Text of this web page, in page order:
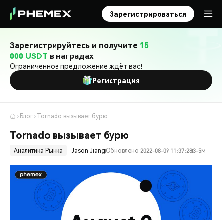
Зарегистрироваться
Зарегистрируйтесь и получите 15
000 USDT в наградах
Ограниченное предложение ждёт вас!
Регистрация
Блог Tornado вызывает бурю
Tornado вызывает бурю
Аналитика Рынка Jason Jiang Обновлено 2022-08-09 11:37:283-5м